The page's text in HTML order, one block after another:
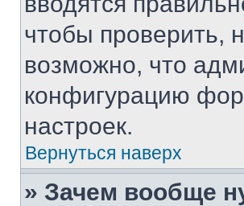
чтобы проверить,
возможно, что
конфигурацию
настроек.
Вернуться наверх
» Зачем вообще